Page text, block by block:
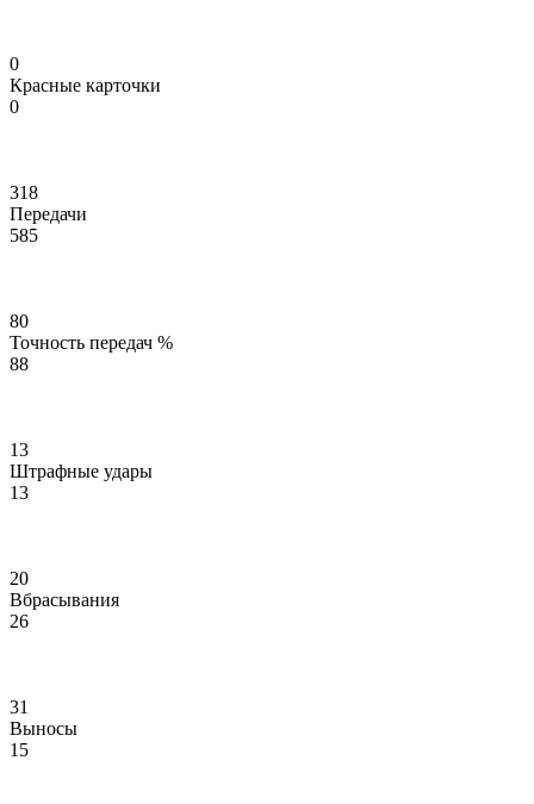
0
Красные карточки
0
318
Передачи
585
80
Точность передач %
88
13
Штрафные удары
13
20
Вбрасывания
26
31
Выносы
15